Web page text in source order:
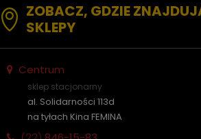
ZOBACZ, GDZIE
SKLEPY
Centrum
sklep stacjonarny
al. Solidarności 113d
na tyłach Kina FEMINA